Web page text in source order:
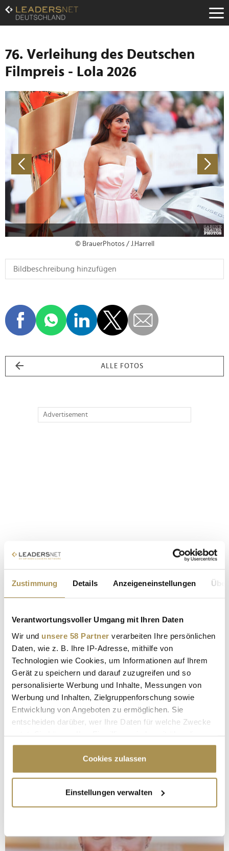
Zustimmung Details Anzeigeneinstellungen
Verantwortungsvoller Umgang mit Ihren Daten
Wir und unsere 58 Partner verarbeiten Ihre persönlichen
Daten, wie z. B. Ihre IP-Adresse, mithilfe von
Technologien wie Cookies, um Informationen auf Ihrem
Gerät zu speichern und darauf zuzugreifen und so
personalisierte Werbung und Inhalte, Messungen von
Werbung und Inhalten, Zielgruppenforschung sowie
Entwicklung von Angeboten zu ermöglichen. Sie
entscheiden darüber, wer Ihre Daten für welche Zwecke
Cookie-Erklärung oder durch Klicken auf das Privacy
Trigger Symbol ändern oder widerrufen
Informationen über Ihre geografische Lage
erfassen, welche bis auf einige Meter genau sein
bestimmten Merkmalen (Fingerprinting) identifizieren
Cookies zulassen
Einstellungen verwalten
Zum
Inhalt
Zur
Navigation
Zur
Hauptnavigation
76. Verleihung des Deutschen
Filmpreis - Lola 2026
© BrauerPhotos / J.Harrell
ALLE FOTOS
Advertisement